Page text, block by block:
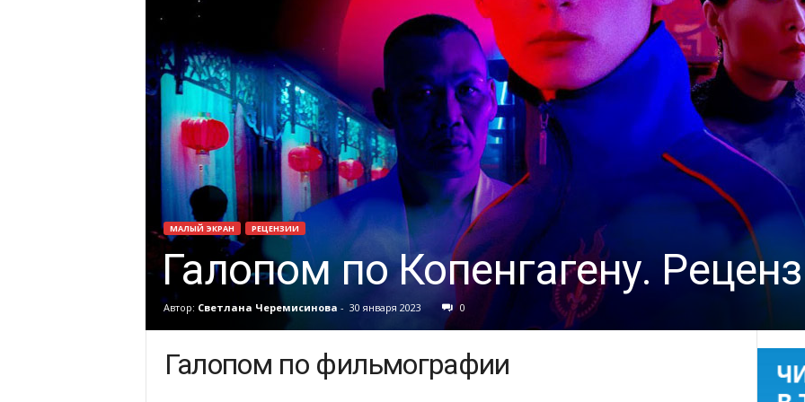
МАЛЫЙ ЭКРАН РЕЦЕНЗИИ
Галопом по Копенгагену.
Автор: Светлана Черемисинова - 30 января 2023 0
Галопом по фильмографии